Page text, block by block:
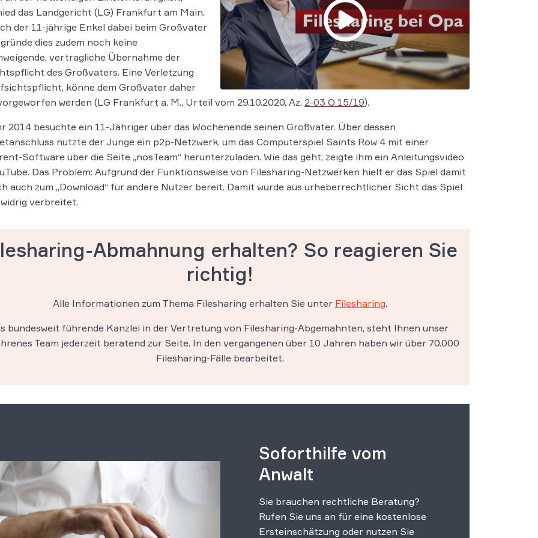
das Land­ge­richt (LG) Frank­furt am Main.
der 11-jährige Enkel dabei beim Großvater
dies zudem noch keine
vertragliche Übernahme der
des Großvaters. Eine Verletzung
könne dem Großvater daher
werden (LG Frankfurt a. M., Urteil vom 29.10.2020, Az. 2-03 O 15/19).
2014 besuchte ein 11-Jähriger über das Wochenende seinen Großvater. Über dessen
nutzte der Junge ein p2p-Netzwerk, um das Computerspiel Saints Row 4 mit einer
Software über die Seite „nosTeam“ herunterzuladen. Wie das geht, zeigte ihm ein Anleitungsvideo
Das Problem: Aufgrund der Funktionsweise von Filesharing-Netzwerken hielt er das Spiel damit
auch zum „Download“ für andere Nutzer bereit. Damit wurde aus urheberrechtlicher Sicht das Spiel
verbreitet.
Abmahnung erhalten? So reagieren Sie
richtig!
Alle Informationen zum Thema Filesharing erhalten Sie unter Filesharing.
bundesweit führende Kanzlei in der Vertretung von Filesharing-Abgemahnten, steht Ihnen unser
Team jederzeit beratend zur Seite. In den vergangenen über 10 Jahren haben wir über 70.000
Filesharing-Fälle bearbeitet.
Soforthilfe vom
Anwalt
Sie brauchen rechtliche Beratung?
Rufen Sie uns an für eine kostenlose
Ersteinschätzung oder nutzen Sie